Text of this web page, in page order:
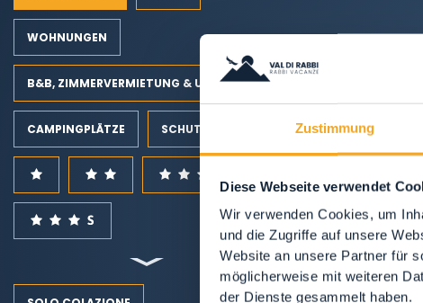
Zustimmung
Diese Webseite verwendet
Wir verwenden Cookies, um
und die Zugriffe auf unsere
Website an unsere Partner für
möglicherweise mit weiteren
der Dienste gesammelt haben.
WOHNUNGEN
B&B, ZIMMERVERMIETUNG & UNTERKÜNFTE AUF DEM LAND
CAMPINGPLÄTZE SCHUTZHÜTTEN